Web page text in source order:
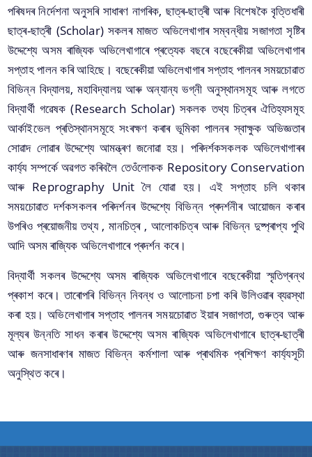
A document repository where all types of the
documents of the organization can be searched
and located in the shortest possible time.
আমাৰ সম্পর্কে
আমাৰ পৰিচয়
আমি যি কৰো
আমাৰ ইতিহাস
You can find information on Our Ministers, Key
Officials, Our Vision,Mission and Functions and
more details about our department here.
পৰিষদৰ নিৰ্দেশনা অনুসৰি সাধাৰণ নাগৰিক, ছাত্ৰ-ছাত্ৰী আৰু বিশেষকৈ বৃত্তিধাৰী
ছাত্ৰ-ছাত্ৰী (Scholar) সকলৰ মাজত অভিলেখাগাৰ সম্বন্ধীয় সজাগতা সৃষ্টিৰ
উদ্দেশ্যে অসম ৰাজ্যিক অভিলেখাগাৰে প্ৰত্যেক বছৰে বছেৰেকীয়া অভিলেখাগাৰ
সপ্তাহ পালন কৰি আহিছে। বছেৰেকীয়া অভিলেখাগাৰ সপ্তাহ পালনৰ সময়চোৱাত
বিভিন্ন বিদ্যালয়, মহাবিদ্যালয় আৰু অন্যান্য ভগ্নী অনুস্থানসমূহ আৰু লগতে
বিদ্যাৰ্থী গৱেষক (Research Scholar) সকলক তথ্য চিত্ৰৰ ঐতিহ্যসমূহ
আৰ্কাইভেল প্ৰতিস্থানসমূহে সংৰক্ষণ কৰাৰ ভূমিকা পালনৰ স্বাক্ষুক অভিজ্ঞতাৰ
সোৱাদ লোৱাৰ উদ্দেশ্যে আমন্ত্ৰণ জনোৱা হয়। পৰিদৰ্শকসকলক অভিলেখাগাৰৰ
কাৰ্য্য সম্পৰ্কে অৱগত কৰিবলৈ তেওঁলোকক Repository Conservation
আৰু Reprography Unit লৈ যোৱা হয়। এই সপ্তাহ চলি থকাৰ
সময়চোৱাত দৰ্শকসকলৰ পৰিদৰ্শনৰ উদ্দেশ্যে বিভিন্ন প্ৰদৰ্শনীৰ আয়োজন কৰাৰ
উপৰিও প্ৰয়োজনীয় তথ্য , মানচিত্ৰ , আলোকচিত্ৰ আৰু বিভিন্ন দুষ্প্ৰাপ্য পুথি
আদি অসম ৰাজ্যিক অভিলেখাগাৰে প্ৰদৰ্শন কৰে।
বিদ্যাৰ্থী সকলৰ উদ্দেশ্যে অসম ৰাজ্যিক অভিলেখাগাৰে বছেৰেকীয়া স্মৃতিগ্ৰন্থ
প্ৰকাশ কৰে। তাৰোপৰি বিভিন্ন নিবন্ধ ও আলোচনা চপা কৰি উলিওৱাৰ ব্যৱস্থা
কৰা হয়। অভিলেখাগাৰ সপ্তাহ পালনৰ সময়চোৱাত ইয়াৰ সজাগতা, গুৰুত্ব আৰু
মূল্যৰ উন্নতি সাধন কৰাৰ উদ্দেশ্যে অসম ৰাজ্যিক অভিলেখাগাৰে ছাত্ৰ-ছাত্ৰী
আৰু জনসাধাৰণৰ মাজত বিভিন্ন কৰ্মশালা আৰু প্ৰাথমিক প্ৰশিক্ষণ কাৰ্য্যসূচী
অনুস্থিত কৰে।